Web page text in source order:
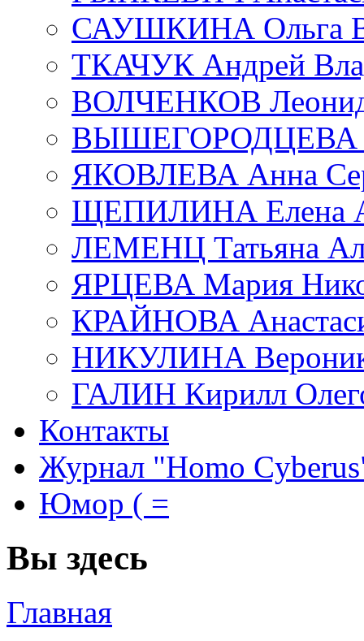
САУШКИНА Ольга
ТКАЧУК Андрей
ВОЛЧЕНКОВ Леонид
ВЫШЕГОРОДЦЕВА
ЯКОВЛЕВА Анна
ЩЕПИЛИНА Елена
ЛЕМЕНЦ Татьяна
ЯРЦЕВА Мария
КРАЙНОВА
НИКУЛИНА
ГАЛИН Кирилл
Контакты
Журнал "Homo
Юмор ( =
Вы здесь
Главная